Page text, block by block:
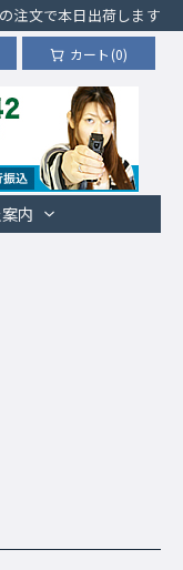
注文で本日出荷します
カート(0)
内